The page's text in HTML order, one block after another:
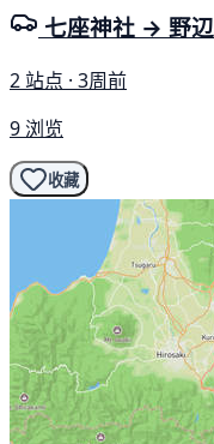
七座神社 → 野
2 站点 · 3周前
9 浏览
收藏